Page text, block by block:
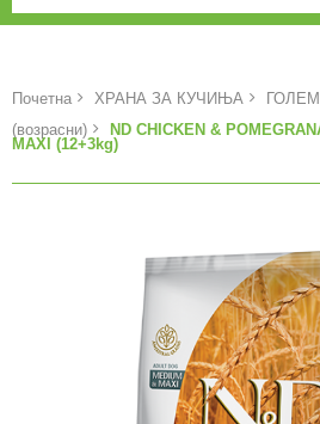
Почетна ХРАНА ЗА КУЧИЊА
(возрасни)
ND CHICKEN &
MAXI (12+3kg)